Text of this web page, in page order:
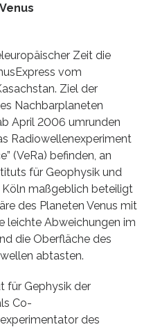
Zeit die
vom
Ziel der
Nachbarplaneten
April 2006 umrunden
Radiowellenexperiment
(VeRa) befinden, an
für Geophysik und
maßgeblich beteiligt
des Planeten Venus mit
leichte Abweichungen im
die Oberfläche des
abtasten.
für Gephysik der
Co-
des